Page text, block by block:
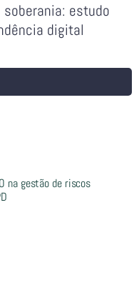
soberania: estudo
digital
na gestão de riscos